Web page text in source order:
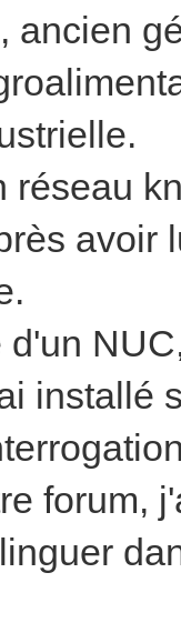
ancien
réseau
avoir
installé
forum,